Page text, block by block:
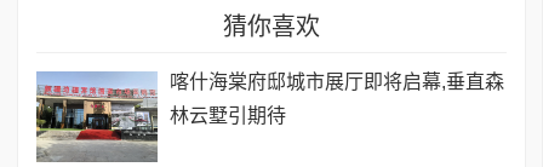
猜你喜欢
喀什海棠府邸城市展厅即将启幕,垂直森
林云墅引期待